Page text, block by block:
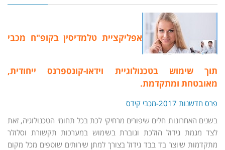
אפליקציית טלמדיסין בקופ"ח מכבי
תוך שימוש בטכנולוגיית וידאו-קונספרנס ייחודית,
מאובטחת ומתקדמת.
פרס חדשנות 2017-מכבי קידס
בשנים האחרונות חלים שיפורים מרחיקי לכת בכל תחומי הטכנולוגיה, זאת
לצד מגמת גידול הולכת וגוברת בשימוש במערכות תקשורת וסלולר
מתקדמות שיוצר בד בבד גידול בצורך למתן שירותים שוטפים מכל מקום